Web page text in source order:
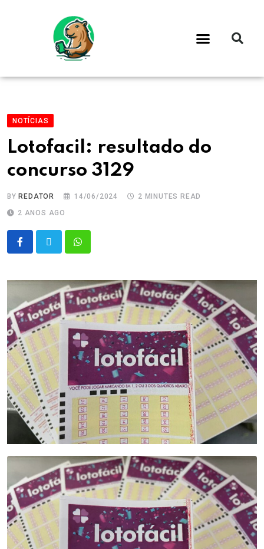
NOTÍCIAS
Lotofacil: resultado do
concurso 3129
BY REDATOR 14/06/2024
2 MINUTES READ
2 ANOS AGO